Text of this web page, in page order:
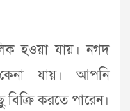
হওয়া যায়। নগদ
যায়। আপনি
করতে পারেন।